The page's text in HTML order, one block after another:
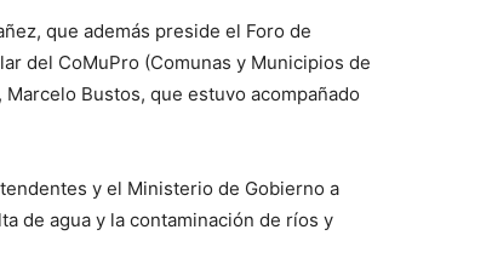
que además preside el Foro de
del CoMuPro (Comunas y Municipios de
Bustos, que estuvo acompañado
y el Ministerio de Gobierno a
de agua y la contaminación de ríos y